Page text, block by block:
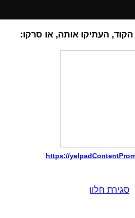
העתיקו אותה, או סרקו:
https://
סגירת חלון